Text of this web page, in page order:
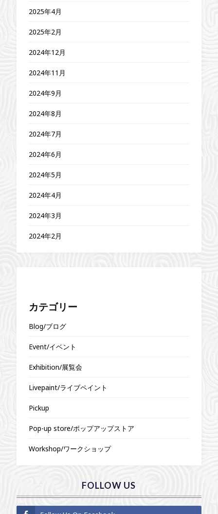
2025年4月
2025年2月
2024年12月
2024年11月
2024年9月
2024年8月
2024年7月
2024年6月
2024年5月
2024年4月
2024年3月
2024年2月
カテゴリー
Blog/ブログ
Event/イベント
Exhibition/展覧会
Livepaint/ライブペイント
Pickup
Pop-up store/ポップアップストア
Workshop/ワークショップ
FOLLOW US